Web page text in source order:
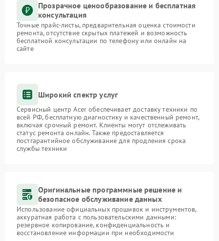
Прозрачное ценообразование и бесплатная
консультация
Точные прайс-листы, предварительная оценка стоимости
ремонта, отсутствие скрытых платежей и возможность
бесплатной консультации по телефону или онлайн на
сайте
Широкий спектр услуг
Сервисный центр Acer обеспечивает доставку техники по
всей РФ, бесплатную диагностику и качественный ремонт,
включая срочный ремонт. Клиенты могут отслеживать
статус ремонта онлайн. Также предоставляется
постгарантийное обслуживание для продления срока
службы техники
Оригинальные программные решение и
безопасное обслуживание данных
Использование официальных прошивок и инструментов,
аккуратная работа с пользовательскими данными:
резервное копирование, конфиденциальность и
восстановление информации при необходимости